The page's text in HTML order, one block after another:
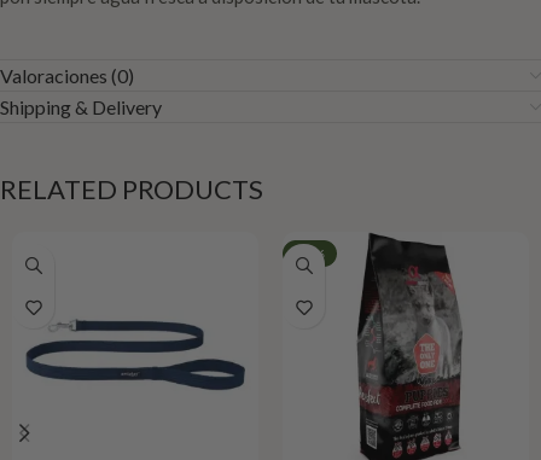
Valoraciones (0)
Shipping & Delivery
RELATED PRODUCTS
-49%